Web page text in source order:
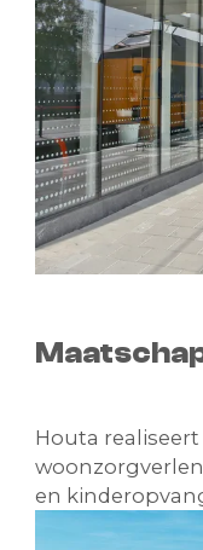
Houta
en
dieren. Voor